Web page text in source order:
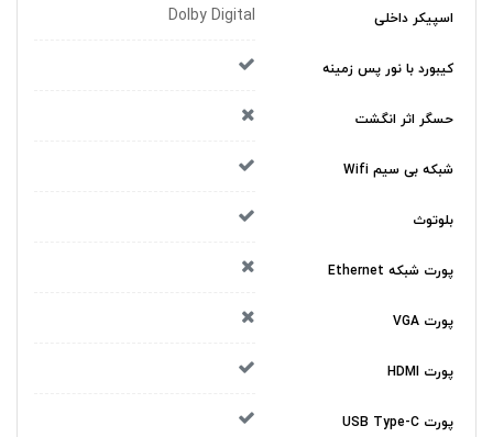
اسپیکر داخلی Dolby Digital
کیبورد با نور پس زمینه
حسگر اثر انگشت
شبکه بی سیم Wifi
بلوتوث
پورت شبکه Ethernet
پورت VGA
پورت HDMI
پورت USB Type-C